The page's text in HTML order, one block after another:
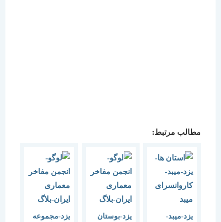
مطالب مرتبط:
یزد-میبد-
یزد-بوستان
یزد-مجموعه